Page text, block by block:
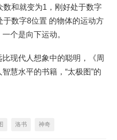
和就变为1，刚好处于数字
于数字8位置 的物体的运动方
个是向下运动。
现代人想象中的聪明，《周
慧水平的书籍，“太极图”的
洛书 神奇